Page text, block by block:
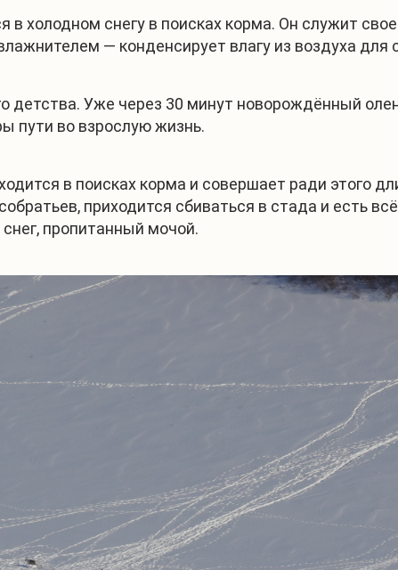
холодном снегу в поисках корма. Он служит
— конденсирует влагу из воздуха для
Уже через 30 минут новорождённый
пути во взрослую жизнь.
в поисках корма и совершает ради этого
приходится сбиваться в стада и есть
пропитанный мочой.